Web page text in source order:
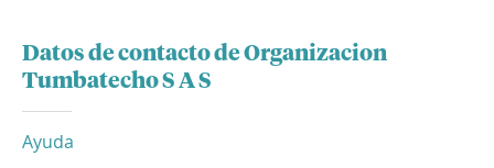
Datos de contacto de Organizacion
Tumbatecho S A S
Ayuda